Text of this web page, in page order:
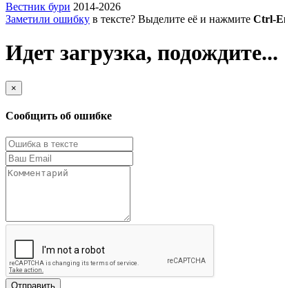
Вестник бури 2014-2026
Заметили ошибку в тексте? Выделите её и нажмите Ctrl-
Идет загрузка, подождите...
×
Сообщить об ошибке
Отправить